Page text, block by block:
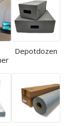
Depotdozen